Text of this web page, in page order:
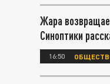
Жара
Синоптики
16:50